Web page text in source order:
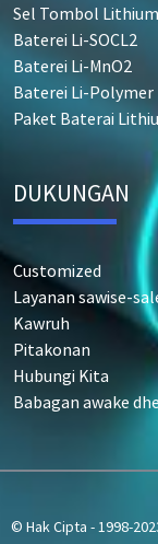
Sel Tombol Lithium
Baterei Li-SOCL2
Baterei Li-MnO2
Baterei Li-Polymer
Paket Baterai
DUKUNGAN
Customized
Layanan sawise-
Kawruh
Pitakonan
Hubungi Kita
Babagan awake
© Hak Cipta - 1998-